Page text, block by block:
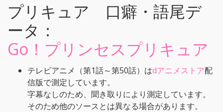
プリキュア 口癖・語尾デ
ータ：
Go！プリンセスプリキュア
テレビアニメ（第1話～第50話）はdアニメストア配
信版で測定しています。
字幕なしのため、聞き取りにより測定しています。
そのため他のソースとは異なる場合があります。